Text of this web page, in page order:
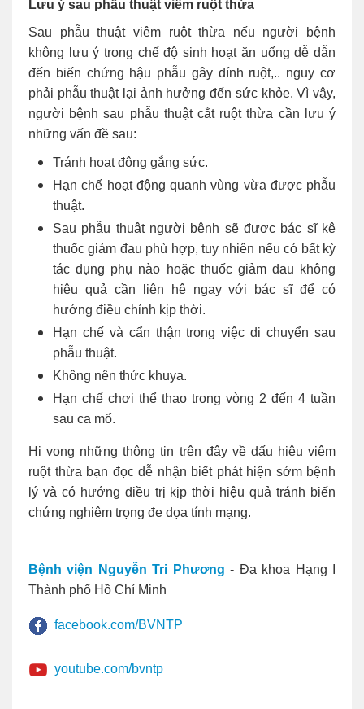
Lưu ý sau phẫu thuật viêm ruột thừa
Sau phẫu thuật viêm ruột thừa nếu người bệnh
không lưu ý trong chế độ sinh hoạt ăn uống dễ dẫn
đến biến chứng hậu phẫu gây dính ruột,.. nguy cơ
phải phẫu thuật lại ảnh hưởng đến sức khỏe. Vì vậy,
người bệnh sau phẫu thuật cắt ruột thừa cần lưu ý
những vấn đề sau:
Tránh hoạt động gắng sức.
Hạn chế hoạt động quanh vùng vừa được phẫu
thuật.
Sau phẫu thuật người bệnh sẽ được bác sĩ kê
thuốc giảm đau phù hợp, tuy nhiên nếu có bất kỳ
tác dụng phụ nào hoặc thuốc giảm đau không
hiệu quả cần liên hệ ngay với bác sĩ để có
hướng điều chỉnh kịp thời.
Hạn chế và cẩn thận trong việc di chuyển sau
phẫu thuật.
Không nên thức khuya.
Hạn chế chơi thể thao trong vòng 2 đến 4 tuần
sau ca mổ.
Hi vọng những thông tin trên đây về dấu hiệu viêm
ruột thừa bạn đọc dễ nhận biết phát hiện sớm bệnh
lý và có hướng điều trị kịp thời hiệu quả tránh biến
chứng nghiêm trọng đe dọa tính mạng.
Bệnh viện Nguyễn Tri Phương - Đa khoa Hạng I
Thành phố Hồ Chí Minh
facebook.com/BVNTP
youtube.com/bvntp